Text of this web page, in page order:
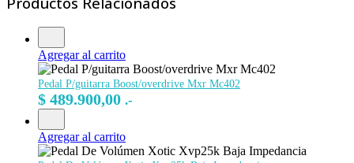
Agregar al carrito
Pedal P/guitarra Boost/overdrive Mxr Mc402
$ 489.900,00 .-
Agregar al carrito